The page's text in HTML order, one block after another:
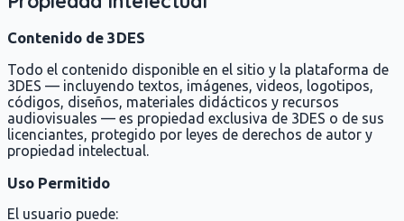
Contenido de 3DES
Todo el contenido disponible en el sitio y la plataforma de
3DES — incluyendo textos, imágenes, videos, logotipos,
códigos, diseños, materiales didácticos y recursos
audiovisuales — es propiedad exclusiva de 3DES o de sus
licenciantes, protegido por leyes de derechos de autor y
propiedad intelectual.
Uso Permitido
El usuario puede: